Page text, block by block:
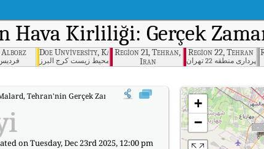
Hava Kirliliği: Gerçek
Alborz
فردیس
Doe Unviversity, Karaj, Alborz
اداره كل حفاظت محيط زيست کرج البرز
Region 21, Tehran,
Iran
Region 22, Tehran
شهرداری منطقه 22 تهران
Tehran'nin Gerçek Zamanlı Hava Kalitesi Endeksi (AQI).
on Tuesday, Dec 23rd 2025, 12:00 pm
+
−